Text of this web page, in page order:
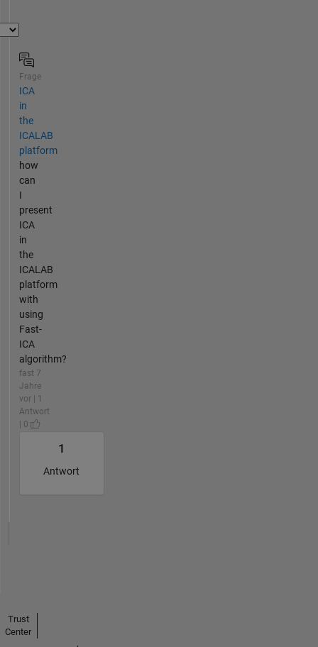
Frage
ICA
in
the
ICALAB
platform
how
can
I
present
ICA
in
the
ICALAB
platform
with
using
Fast-
ICA
algorithm?
fast 7
Jahre
vor | 1
Antwort
| 0
1
Antwort
Trust
Center